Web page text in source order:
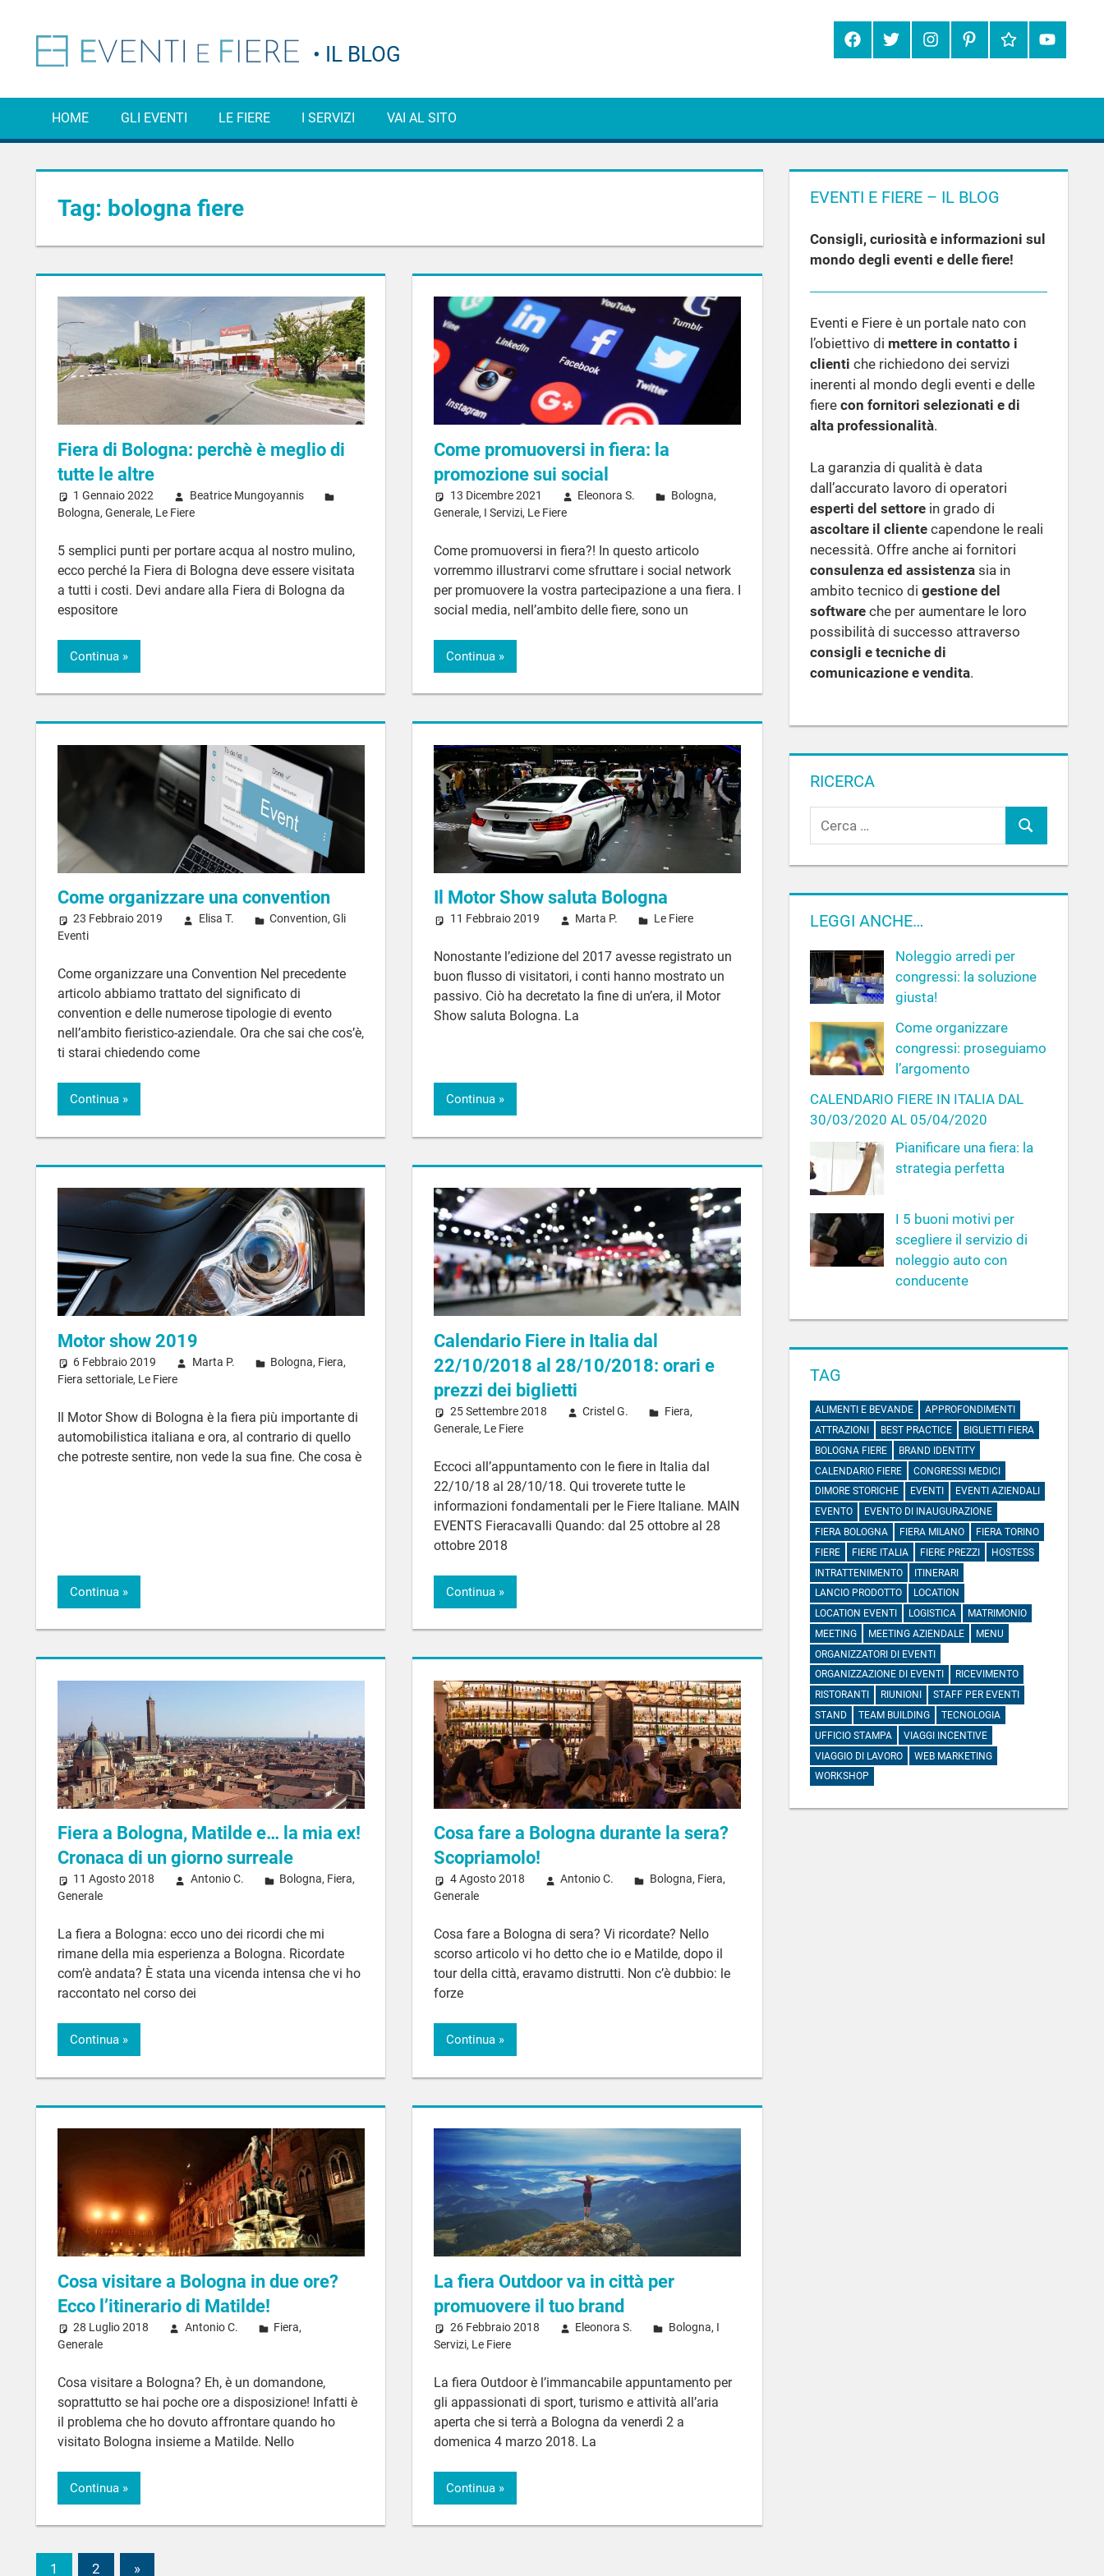
contenuto
Eventi
e
Fiere
–
Blog
Consigli,
curiosità
mondo
degli
delle
FacebookTwitterInstagramPinterestGoogle+YouTube
HOME GLI EVENTI LE FIERE I SERVIZI VAI AL SITO
Tag: bologna fiere
Fiera di Bologna: perchè è meglio di
tutte le altre
1 Gennaio 2022
Beatrice Mungoyannis
Bologna, Generale, Le Fiere
5 semplici punti per portare acqua al nostro mulino,
ecco perché la Fiera di Bologna deve essere visitata
a tutti i costi. Devi andare alla Fiera di Bologna da
espositore
Continua
Come promuoversi in fiera: la
promozione sui social
13 Dicembre 2021 Eleonora S. Bologna,
Generale, I Servizi, Le Fiere
Come promuoversi in fiera?! In questo articolo
vorremmo illustrarvi come sfruttare i social network
per promuovere la vostra partecipazione a una fiera. I
social media, nell’ambito delle fiere, sono un
Continua
Come organizzare una convention
23 Febbraio 2019 Elisa T. Convention,Gli
Eventi
Come organizzare una Convention Nel precedente
articolo abbiamo trattato del significato di
convention e delle numerose tipologie di evento
nell’ambito fieristico-aziendale. Ora che sai che cos’è,
ti starai chiedendo come
Continua
Il Motor Show saluta Bologna
11 Febbraio 2019 Marta P. Le Fiere
Nonostante l’edizione del 2017 avesse registrato un
buon flusso di visitatori, i conti hanno mostrato un
passivo. Ciò ha decretato la fine di un’era, il Motor
Show saluta Bologna. La
Continua
Motor show 2019
6 Febbraio 2019 Marta P. Bologna, Fiera,
Fiera settoriale, Le Fiere
Il Motor Show di Bologna è la fiera più importante di
automobilistica italiana e ora, al contrario di quello
che potreste sentire, non vede la sua fine. Che cosa è
Continua
Calendario Fiere in Italia dal
22/10/2018 al 28/10/2018: orari e
prezzi dei biglietti
25 Settembre 2018 Cristel G. Fiera,
Generale, Le Fiere
Eccoci all’appuntamento con le fiere in Italia dal
22/10/18 al 28/10/18. Qui troverete tutte le
informazioni fondamentali per le Fiere Italiane. MAIN
EVENTS Fieracavalli Quando: dal 25 ottobre al 28
ottobre 2018
Continua
Fiera a Bologna, Matilde e… la mia ex!
Cronaca di un giorno surreale
11 Agosto 2018 Antonio C. Bologna, Fiera,
Generale
La fiera a Bologna: ecco uno dei ricordi che mi
rimane della mia esperienza a Bologna. Ricordate
com’è andata? È stata una vicenda intensa che vi ho
raccontato nel corso dei
Continua
Cosa fare a Bologna durante la sera?
Scopriamolo!
4 Agosto 2018 Antonio C. Bologna, Fiera,
Generale
Cosa fare a Bologna di sera? Vi ricordate? Nello
scorso articolo vi ho detto che io e Matilde, dopo il
tour della città, eravamo distrutti. Non c’è dubbio: le
forze
Continua
Cosa visitare a Bologna in due ore?
Ecco l’itinerario di Matilde!
28 Luglio 2018 Antonio C. Fiera,
Generale
Cosa visitare a Bologna? Eh, è un domandone,
soprattutto se hai poche ore a disposizione! Infatti è
il problema che ho dovuto affrontare quando ho
visitato Bologna insieme a Matilde. Nello
Continua
La fiera Outdoor va in città per
promuovere il tuo brand
26 Febbraio 2018 Eleonora S. Bologna, I
Servizi, Le Fiere
La fiera Outdoor è l’immancabile appuntamento per
gli appassionati di sport, turismo e attività all’aria
aperta che si terrà a Bologna da venerdì 2 a
domenica 4 marzo 2018. La
Continua
1 2 Articoli
»
EVENTI E FIERE – IL BLOG
Consigli, curiosità e informazioni sul
mondo degli eventi e delle fiere!
Eventi e Fiere è un portale nato con
l’obiettivo di mettere in contatto i
clienti che richiedono dei servizi
inerenti al mondo degli eventi e delle
fiere con fornitori selezionati e di
alta professionalità.
La garanzia di qualità è data
dall’accurato lavoro di operatori
esperti del settore in grado di
ascoltare il cliente capendone le reali
necessità. Offre anche ai fornitori
consulenza ed assistenza sia in
ambito tecnico digestione del
software che per aumentare le loro
possibilità di successo attraverso
consigli e tecniche di
comunicazione e vendita.
RICERCA
r
c
p
e
r
:
LEGGI ANCHE…
Noleggio arredi per
congressi: la soluzione
giusta!
Come organizzare
congressi: proseguiamo
l’argomento
CALENDARIO FIERE IN ITALIA DAL
30/03/2020 AL 05/04/2020
Pianificare una fiera: la
strategia perfetta
I 5 buoni motivi per
scegliere il servizio di
noleggio auto con
conducente
TAG
ALIMENTI E BEVANDE
APPROFONDIMENTI
ATTRAZIONI
BEST PRACTICE
BIGLIETTI FIERA
BOLOGNA FIERE
BRAND IDENTITY
CALENDARIO FIERE
CONGRESSI MEDICI
DIMORE STORICHE
EVENTI
EVENTI AZIENDALI
EVENTO
EVENTO DI INAUGURAZIONE
FIERA BOLOGNA
FIERA MILANO
FIERA TORINO
FIERE
FIERE ITALIA FIERE PREZZI
HOSTESS
INTRATTENIMENTO
ITINERARI
LANCIO PRODOTTO
LOCATION
LOCATION EVENTI
LOGISTICA
MATRIMONIO
MEETING
MEETING AZIENDALE
MENU
ORGANIZZATORI DI EVENTI
ORGANIZZAZIONE DI EVENTI
RICEVIMENTO
RISTORANTI
RIUNIONI
STAFF PER EVENTI
STAND
TEAM BUILDING
TECNOLOGIA
UFFICIO STAMPA
VIAGGI INCENTIVE
VIAGGIO DI LAVORO
WEB MARKETING
WORKSHOP